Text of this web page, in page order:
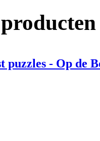
puzzles - Op de